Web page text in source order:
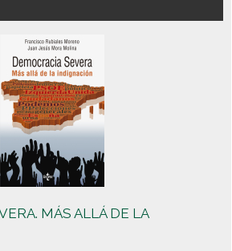
MÁS ALLÁ DE LA